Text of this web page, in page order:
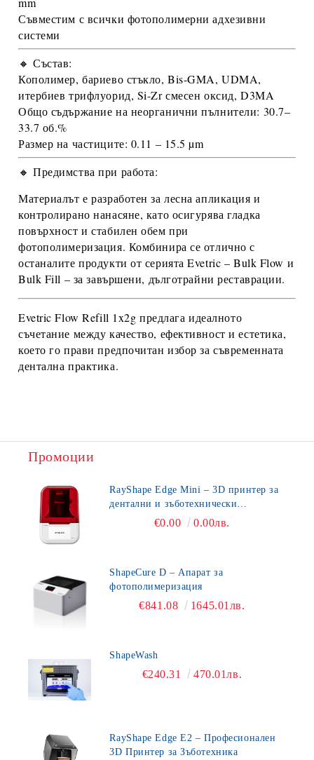
Съвместим с всички фотополимерни адхезивни
системи
🔸 Състав:
Кополимер, бариево стъкло, Bis-GMA, UDMA,
итербиев трифлуорид, Si-Zr смесен оксид, D3MA
Общо съдържание на неорганични пълнители: 30.7–
33.7 об.%
Размер на частиците: 0.11 – 15.5 µm
🔸 Предимства при работа:
Материалът е разработен залесна апликация и
контролирано нанасяне, като осигурява гладка
повърхност и стабилен обем при
фотополимеризация. Комбинира се отлично с
останалите продукти от сериятаEvetric – Bulk Flow и
Bulk Fill – за завършени, дълготрайни реставрации.
Evetric Flow Refill 1x2g предлага идеалното
съчетание между качество, ефективност и естетика,
което го прави предпочитан избор за съвременната
дентална практика.
Промоции
RayShape Edge Mini – 3D принтер за
дентални и зъботехнически
приложения€0.00 0.00лв.
ShapeCure D – Апарат за
фотополимеризация
€841.08 1645.01лв.
ShapeWash
€240.31 470.01лв.
RayShape Edge E2 – Професионален
3D Принтер за Зъботехника